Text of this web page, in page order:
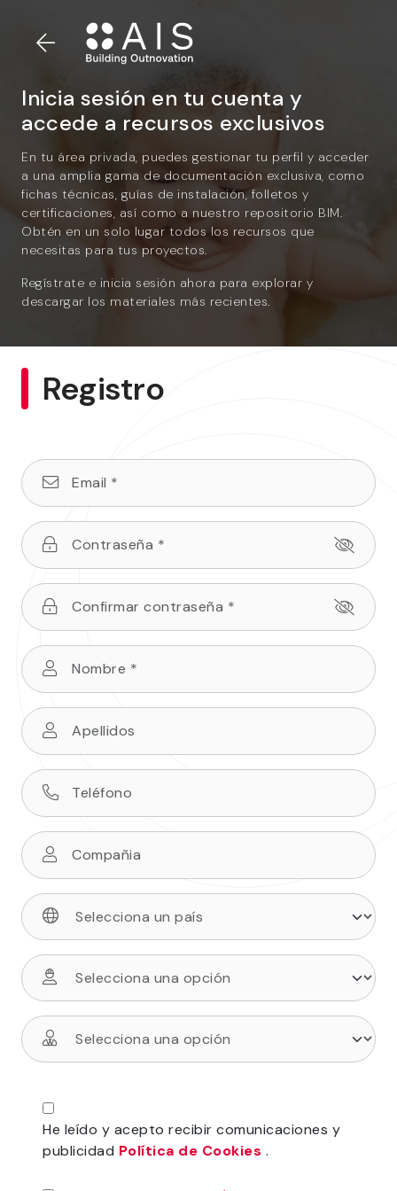
Inicia sesión en tu cuenta y
accede a recursos exclusivos
En tu área privada, puedes gestionar tu perfil y acceder
a una amplia gama de documentación exclusiva, como
fichas técnicas, guías de instalación, folletos y
certificaciones, así como a nuestro repositorio BIM.
Obtén en un solo lugar todos los recursos que
necesitas para tus proyectos.
Regístrate e inicia sesión ahora para explorar y
descargar los materiales más recientes.
Registro
He leído y acepto recibir comunicaciones y
publicidad Política de Cookies .